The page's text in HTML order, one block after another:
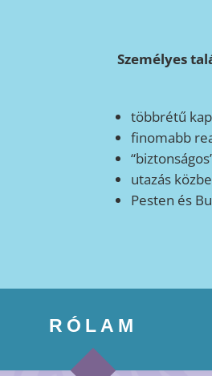
Személyes
többrétű
finomabb
utazás
Pesten és
RÓLAM